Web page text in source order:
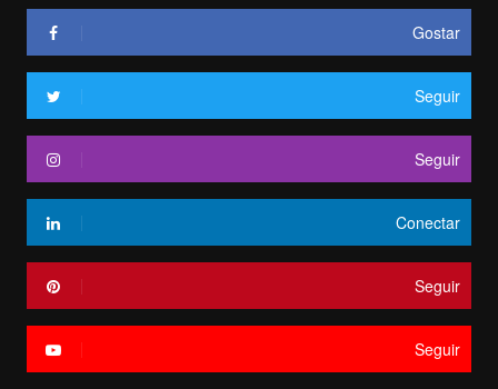
Gostar
Seguir
Seguir
Conectar
Seguir
Seguir